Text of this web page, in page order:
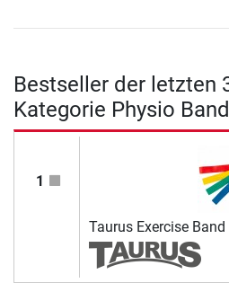
Bestseller der letzten
Kategorie Physio
1
Taurus Exercise Band